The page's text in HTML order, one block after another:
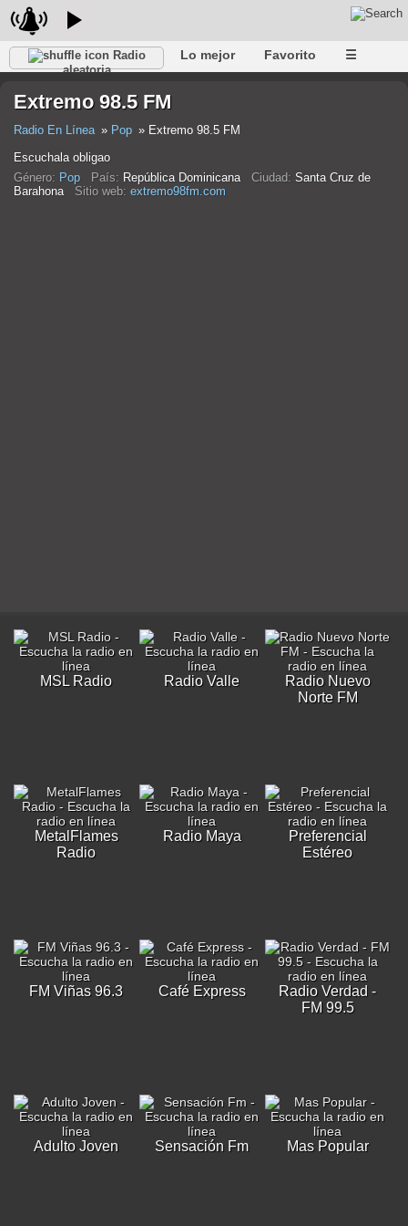
Radio
aleatoria
Lo mejor Favorito ☰
Extremo 98.5 FM
Radio En Línea Pop
Extremo 98.5 FM
Escuchala obligao
Género: Pop País: República Dominicana Ciudad: Santa Cruz de
Barahona Sitio web: extremo98fm.com
MSL Radio Radio Valle
Radio Nuevo
Norte FM
MetalFlames
Radio
Radio Maya
Preferencial
Estéreo
FM Viñas 96.3 Café Express
Radio Verdad -
FM 99.5
Adulto Joven Sensación Fm Mas Popular